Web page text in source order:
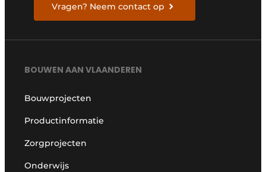
Vragen? Neem contact op
BOUWEN AAN VLAANDEREN
Bouwprojecten
Productinformatie
Zorgprojecten
Onderwijs